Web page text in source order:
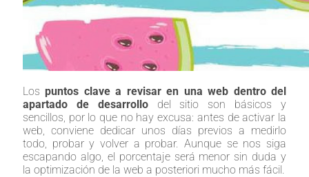
Los puntos clave a revisar en una web dentro del
apartado de desarrollodel sitio son básicos y
sencillos, por lo que no hay excusa: antes de activar la
web, conviene dedicar unos días previos a medirlo
todo, probar y volver a probar. Aunque se nos siga
escapando algo, el porcentaje será menor sin duda y
la optimización de la web a posteriori mucho más fácil.